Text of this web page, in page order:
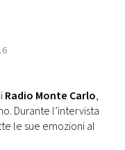
Radio Monte Carlo,
Durante l’intervista
le sue emozioni al